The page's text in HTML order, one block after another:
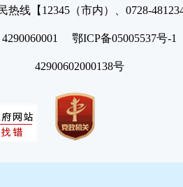
热线【12345（市内）、0728-
4290060001 鄂ICP备05005537号
42900602000138号